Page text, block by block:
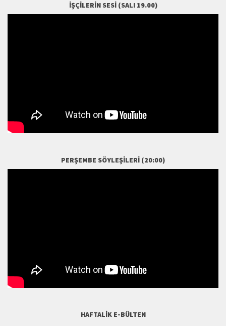
İŞÇILERIN SESI (SALI 19.00)
PERŞEMBE SÖYLEŞILERI (20:00)
HAFTALIK E-BÜLTEN